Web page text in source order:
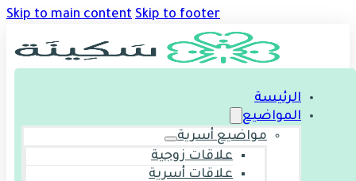
Skip to main content Skip to footer
الرئيسة
المواضيع
مواضيع أسرية
علاقات زوجية
علاقات أسرية